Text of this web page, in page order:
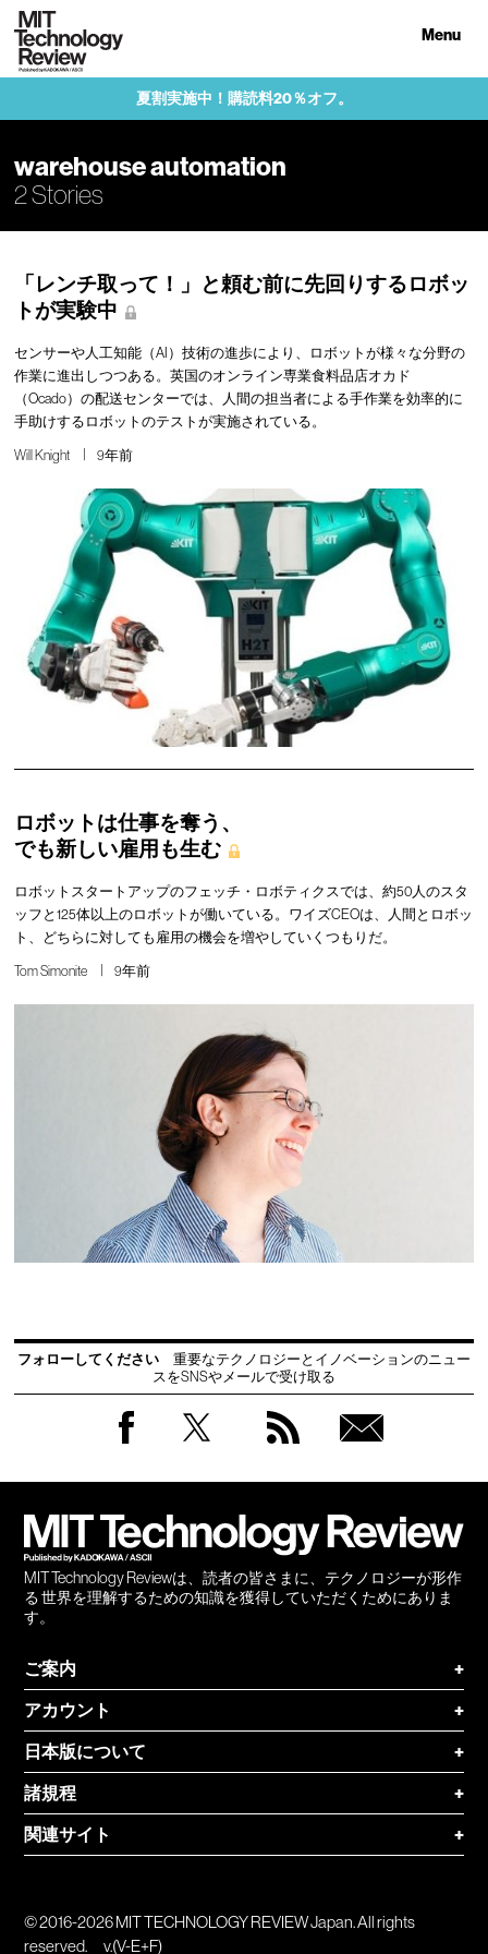
Menu
夏割実施中！購読料20％オフ。
warehouse automation
2 Stories
「レンチ取って！」と頼む前に先回りするロボッ
トが実験中
センサーや人工知能（AI）技術の進歩により、ロボットが様々な分野の
作業に進出しつつある。英国のオンライン専業食料品店オカド
（Ocado）の配送センターでは、人間の担当者による手作業を効率的に
手助けするロボットのテストが実施されている。
Will Knight 9年前
ロボットは仕事を奪う、
でも新しい雇用も生む
ロボットスタートアップのフェッチ・ロボティクスでは、約50人のスタ
ッフと125体以上のロボットが働いている。ワイズCEOは、人間とロボッ
ト、どちらに対しても雇用の機会を増やしていくつもりだ。
Tom Simonite 9年前
フォローしてください
重要なテクノロジーとイノベーションのニュー
スをSNSやメールで受け取る
MIT Technology Reviewは、読者の皆さまに、テクノロジーが形作
る 世界を理解するための知識を獲得していただくためにありま
す。
ご案内
+
アカウント
+
日本版について
+
諸規程
+
関連サイト
+
© 2016-2026 MIT TECHNOLOGY REVIEW Japan. All rights
reserved.
v.(V-E+F)